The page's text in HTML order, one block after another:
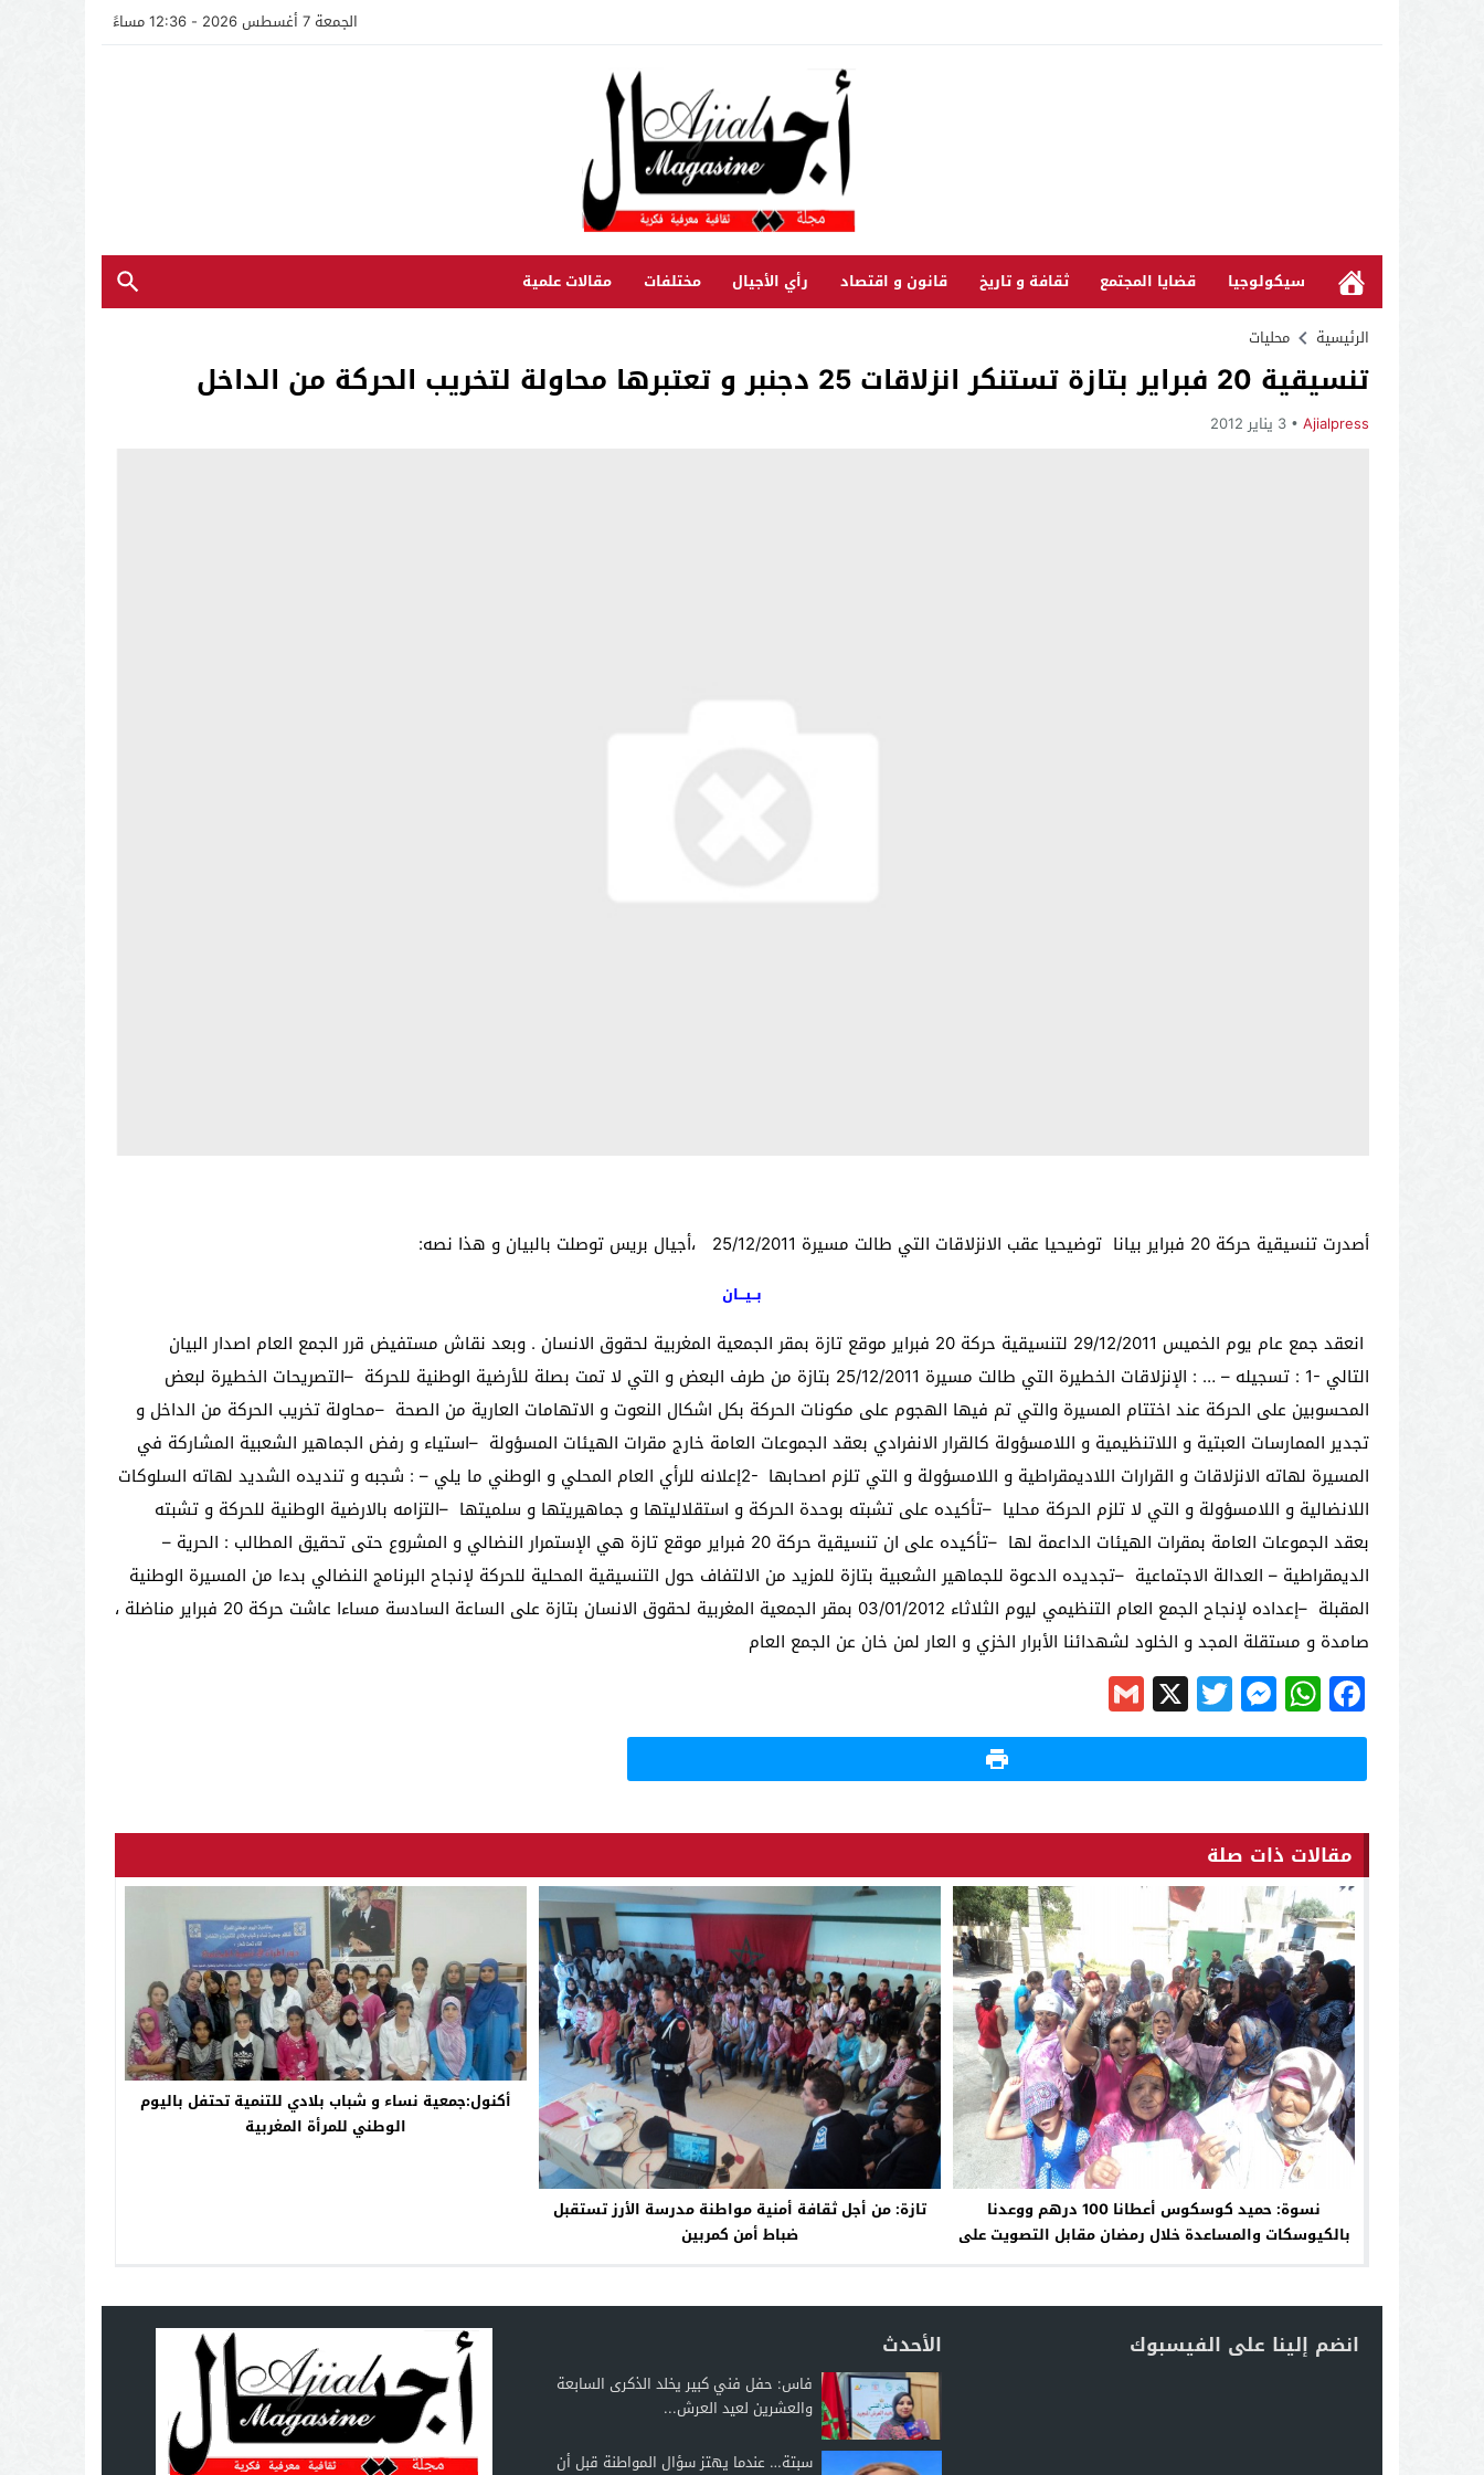
الجمعة 7 أغسطس 2026 - 12:36 مساءً
سيكولوجيا قضايا المجتمع ثقافة و تاريخ قانون و اقتصاد رأي الأجيال مختلفات مقالات علمية
الرئيسية محليات
تنسيقية 20 فبراير بتازة تستنكر انزلاقات 25 دجنبر و تعتبرها محاولة لتخريب الحركة من الداخل
Ajialpress 3 يناير 2012
أصدرت تنسيقية حركة 20 فبراير بيانا توضيحيا عقب الانزلاقات التي طالت مسيرة 25/12/2011 ،أجيال بريس توصلت بالبيان و هذا نصه:
بــيـــان
انعقد جمع عام يوم الخميس 29/12/2011 لتنسيقية حركة 20 فبراير موقع تازة بمقر الجمعية المغربية لحقوق الانسان . وبعد نقاش مستفيض قرر الجمع العام اصدار البيان
التالي : 1- تسجيله : … – الإنزلاقات الخطيرة التي طالت مسيرة 25/12/2011 بتازة من طرف البعض و التي لا تمت بصلة للأرضية الوطنية للحركة –التصريحات الخطيرة لبعض
المحسوبين على الحركة عند اختتام المسيرة والتي تم فيها الهجوم على مكونات الحركة بكل اشكال النعوت و الاتهامات العارية من الصحة –محاولة تخريب الحركة من الداخل و
تجدير الممارسات العبتية و اللاتنظيمية و اللامسؤولة كالقرار الانفرادي بعقد الجموعات العامة خارج مقرات الهيئات المسؤولة –استياء و رفض الجماهير الشعبية المشاركة في
المسيرة لهاته الانزلاقات و القرارات اللاديمقراطية و اللامسؤولة و التي تلزم اصحابها 2-إعلانه للرأي العام المحلي و الوطني ما يلي : – شجبه و تنديده الشديد لهاته السلوكات
اللانضالية و اللامسؤولة و التي لا تلزم الحركة محليا –تأكيده على تشبته بوحدة الحركة و استقلاليتها و جماهيريتها و سلميتها –التزامه بالارضية الوطنية للحركة و تشبته
بعقد الجموعات العامة بمقرات الهيئات الداعمة لها –
تأكيده على ان تنسيقية حركة 20 فبراير موقع تازة هي الإستمرار النضالي و المشروع حتى تحقيق المطالب : الحرية –
الديمقراطية – العدالة الاجتماعية –تجديده الدعوة للجماهير الشعبية بتازة للمزيد من الالتفاف حول التنسيقية المحلية للحركة لإنجاح البرنامج النضالي بدءا من المسيرة الوطنية
المقبلة –
إعداده لإنجاح الجمع العام التنظيمي ليوم الثلاثاء 03/01/2012 بمقر الجمعية المغربية لحقوق الانسان بتازة على الساعة السادسة مساءا عاشت حركة 20 فبراير مناضلة ،
صامدة و مستقلة المجد و الخلود لشهدائنا الأبرار الخزي و العار لمن خان عن الجمع العام
Facebook
WhatsApp
Messenger
Twitter
X
Gmail
مقالات ذات صلة
نسوة: حميد كوسكوس أعطانا 100 درهم ووعدنا
بالكيوسكات والمساعدة خلال رمضان مقابل التصويت على
تازة: من أجل ثقافة أمنية مواطنة مدرسة الأرز تستقبل
ضباط أمن كمربين
أكنول:جمعية نساء و شباب بلادي للتنمية تحتفل باليوم
الوطني للمرأة المغربية
انضم إلينا على الفيسبوك الأحدث
فاس: حفل فني كبير يخلد الذكرى السابعة
والعشرين لعيد العرش...
سبتة… عندما يهتز سؤال المواطنة قبل أن